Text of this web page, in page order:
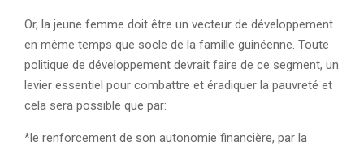
Or, la jeune femme doit être un vecteur de développement
en même temps que socle de la famille guinéenne. Toute
politique de développement devrait faire de ce segment, un
levier essentiel pour combattre et éradiquer la pauvreté et
cela sera possible que par:
*le renforcement de son autonomie financière, par la